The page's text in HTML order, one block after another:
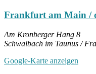
Frankfurt am Main /
Am Kronberger Hang 8
Schwalbach im Taunus /
Google-Karte anzeigen